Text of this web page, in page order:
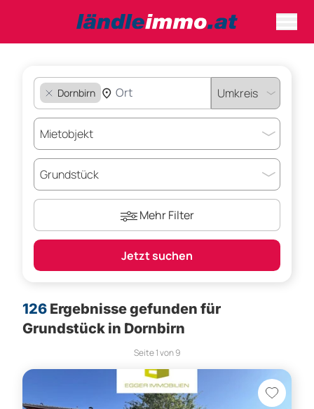
Dornbirn
Mehr Filter
Jetzt suchen
126 Ergebnisse gefunden für
Grundstück in Dornbirn
Seite1von9